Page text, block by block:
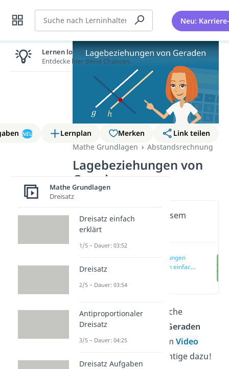
Suche Neu:
NEU Lernplan Merken
Link teilen
Mathe Grundlagen
Abstandsrechnung
Lagebeziehungen von
Geraden
Wichtige Inhalte in diesem
Video
Lagebeziehungen
von Geraden einfach
Du möchtest wissen, welche
Lagenbeziehungen von Geraden
möglich sind? Hier und im Video
erklären wir dir alles Wichtige dazu!
Lernen lohnt sich!
Entdecke hier deine Chancen.
Mathe Grundlagen
Dreisatz
Dreisatz einfach
erklärt
1/5 – Dauer: 03:52
Dreisatz
2/5 – Dauer: 03:54
Antiproportionaler
Dreisatz
3/5 – Dauer: 04:25
Dreisatz Aufgaben